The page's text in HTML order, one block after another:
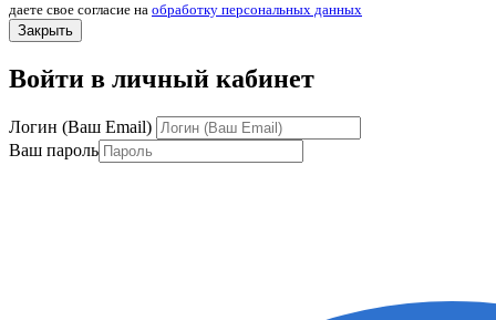
даете свое согласие на обработку персональных данных
Закрыть
Войти в личный кабинет
Логин (Ваш Email)
Ваш пароль